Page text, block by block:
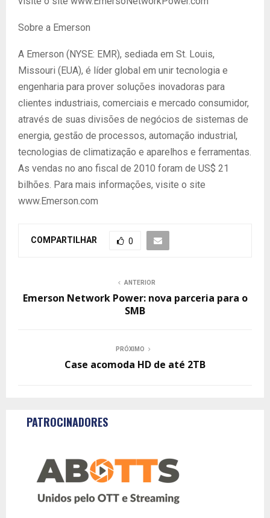
Sobre a Emerson
A Emerson (NYSE: EMR), sediada em St. Louis,
Missouri (EUA), é líder global em unir tecnologia e
engenharia para prover soluções inovadoras para
clientes industriais, comerciais e mercado consumidor,
através de suas divisões de negócios de sistemas de
energia, gestão de processos, automação industrial,
tecnologias de climatização e aparelhos e ferramentas.
As vendas no ano fiscal de 2010 foram de US$ 21
bilhões. Para mais informações, visite o site
www.Emerson.com
COMPARTILHAR 0
ANTERIOR
Emerson Network Power: nova parceria para o
SMB
PRÓXIMO
Case acomoda HD de até 2TB
PATROCINADORES